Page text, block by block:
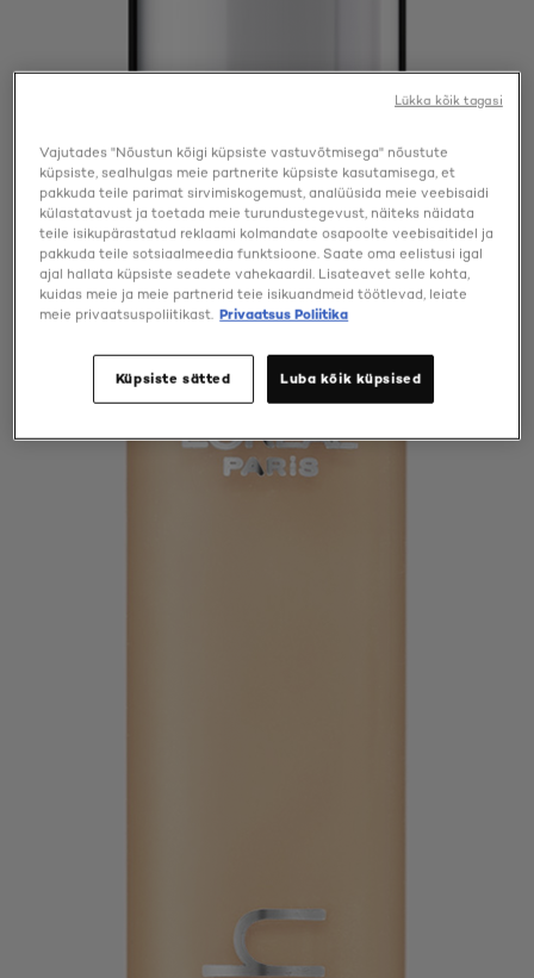
Vajutades "Nõustun kõigi küpsiste vastuvõtmisega" nõustute
küpsiste, sealhulgas meie partnerite küpsiste kasutamisega, et
pakkuda teile parimat sirvimiskogemust, analüüsida meie veebisaidi
külastatavust ja toetada meie turundustegevust, näiteks näidata
teile isikupärastatud reklaami kolmandate osapoolte veebisaitidel ja
pakkuda teile sotsiaalmeedia funktsioone. Saate oma eelistusi igal
ajal hallata küpsiste seadete vahekaardil. Lisateavet selle kohta,
kuidas meie ja meie partnerid teie isikuandmeid töötlevad, leiate
meie privaatsuspoliitikast. Privaatsus Poliitika
Küpsiste sätted Luba kõik küpsised
Lükka kõik tagasi